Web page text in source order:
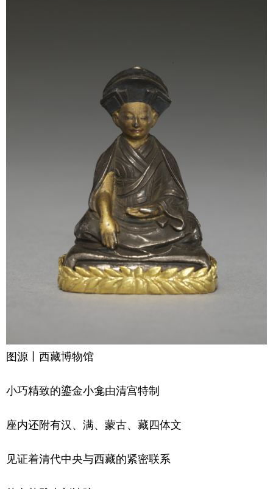
图源丨西藏博物馆
小巧精致的鎏金小龛由清宫特制
座内还附有汉、满、蒙古、藏四体文
见证着清代中央与西藏的紧密联系